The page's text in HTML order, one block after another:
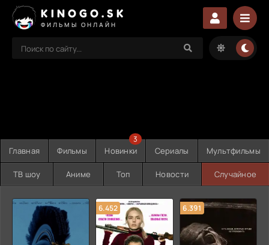
KINOGO.SK
ФИЛЬМЫ ОНЛАЙН
Главная Фильмы Новинки
3
Сериалы Мультфильмы
ТВ шоу Аниме Топ Новости Случайное
6.452 6.391